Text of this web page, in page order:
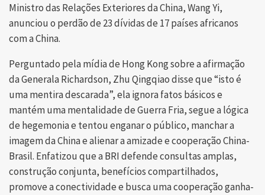
Ministro das Relações Exteriores da China, Wang Yi,
anunciou o perdão de 23 dívidas de 17 países africanos
com a China.
Perguntado pela mídia de Hong Kong sobre a afirmação
da Generala Richardson, Zhu Qingqiao disse que “isto é
uma mentira descarada”, ela ignora fatos básicos e
mantém uma mentalidade de Guerra Fria, segue a lógica
de hegemonia e tentou enganar o público, manchar a
imagem da China e alienar a amizade e cooperação China-
Brasil. Enfatizou que a BRI defende consultas amplas,
construção conjunta, benefícios compartilhados,
promove a conectividade e busca uma cooperação ganha-